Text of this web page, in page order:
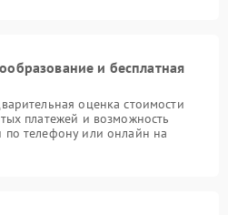
и бесплатная
оценка стоимости
платежей и возможность
по телефону или онлайн на